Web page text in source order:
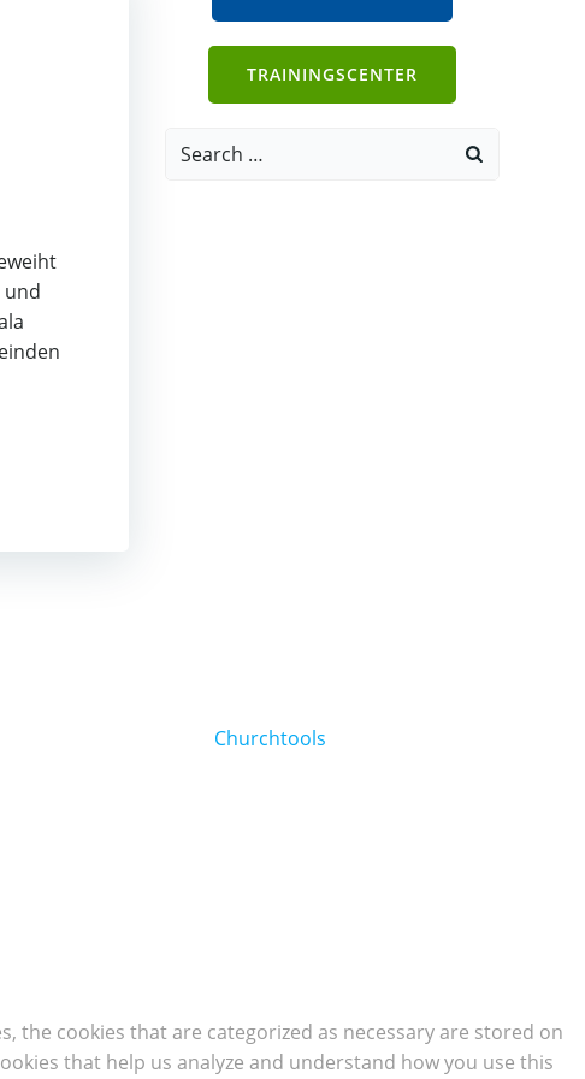
und
TRAININGSCENTER
Search
Churchtools
the cookies that are categorized as necessary are stored on
that help us analyze and understand how you use this